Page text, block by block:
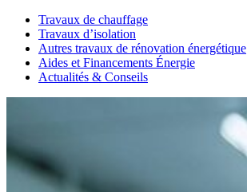
Travaux de chauffage
Travaux d’isolation
Autres travaux de rénovation énergétique
Aides et Financements Énergie
Actualités & Conseils